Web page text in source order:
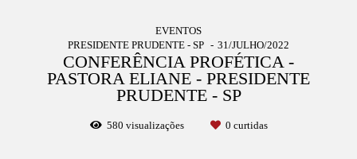
EVENTOS
PRESIDENTE PRUDENTE - SP
31/JULHO/2022
CONFERÊNCIA PROFÉTICA -
PASTORA ELIANE - PRESIDENTE
PRUDENTE - SP
580 visualizações 0 curtidas